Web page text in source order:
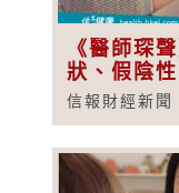
《醫師琛
狀、假陰性
信報財經新聞